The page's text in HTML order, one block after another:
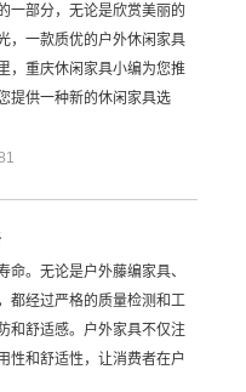
一部分，无论是欣赏美丽的
，一款质优的户外休闲家具
，重庆休闲家具小编为您推
提供一种新的休闲家具选
。无论是户外藤编家具、
都经过严格的质量检测和工
和舒适感。户外家具不仅注
性和舒适性，让消费者在户